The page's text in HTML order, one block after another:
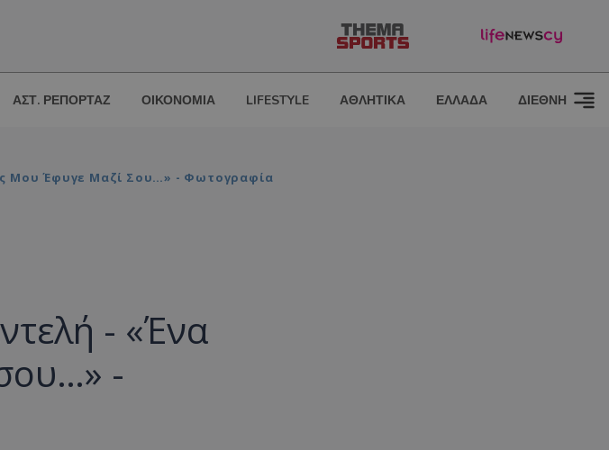
ΑΣΤ. ΡΕΠΟΡΤΑΖ ΟΙΚΟΝΟΜΙΑ LIFESTYLE ΑΘΛΗΤΙΚΑ ΕΛΛΑΔΑ ΔΙΕΘΝΗ
Μου Έφυγε Μαζί Σου…» - Φωτογραφία
- «Ένα
-